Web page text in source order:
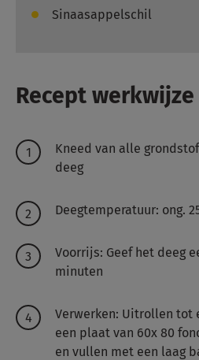
Sinaasappelschil
Recept werkwijze
Kneed van alle
deeg
Deegtemperatuur: ong.
Voorrijs: Geef het deeg
minuten
Verwerken: Uitrollen tot
een plaat van 60x 80
en vullen met een laag